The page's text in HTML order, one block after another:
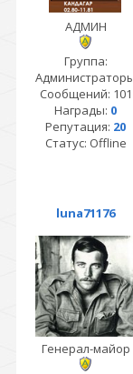
АДМИН
Группа:
Сообщений: 101
Награды: 0
Репутация: 20
Статус: Offline
luna71176
Генерал-майор